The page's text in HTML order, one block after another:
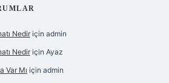
Nediriçin admin
Nediriçin Ayaz
Var Mı için admin